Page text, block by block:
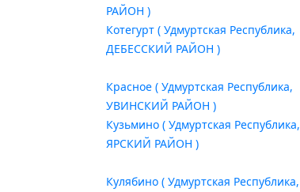
РАЙОН )
Котегурт ( Удмуртская Республика,
ДЕБЕССКИЙ РАЙОН )
Красное ( Удмуртская Республика,
УВИНСКИЙ РАЙОН )
Кузьмино ( Удмуртская Республика,
ЯРСКИЙ РАЙОН )
Кулябино ( Удмуртская Республика,